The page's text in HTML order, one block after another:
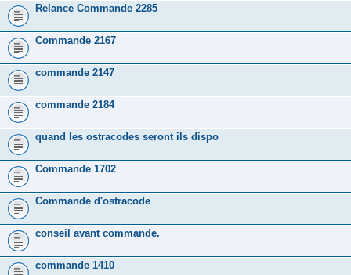
Relance Commande 2285
Commande 2167
commande 2147
commande 2184
quand les ostracodes seront ils dispo
Commande 1702
Commande d'ostracode
conseil avant commande.
commande 1410